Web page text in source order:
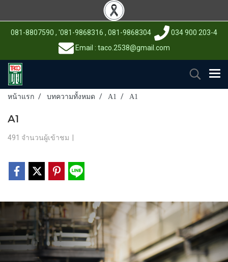
081-8807590 , '081-9868316 , 081-9868304
034 900 203-4
Email : taco.2538@gmail.com
หน้าแรก บทความทั้งหมด A1 A1
A1
491 จำนวนผู้เข้าชม